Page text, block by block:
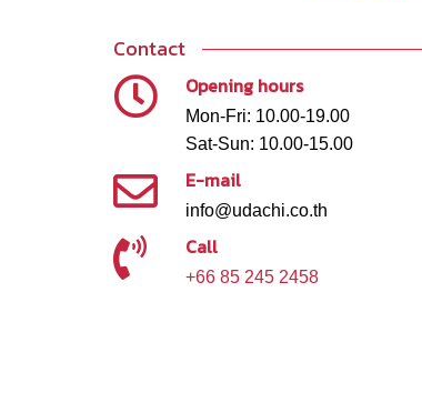
Contact
Opening hours
Mon-Fri: 10.00-19.00
Sat-Sun: 10.00-15.00
E-mail
info@udachi.co.th
Call
+66 85 245 2458